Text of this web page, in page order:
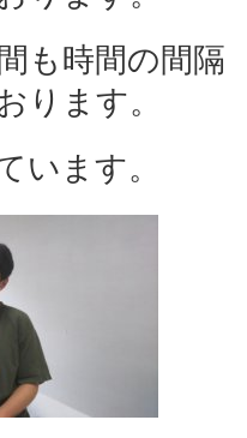
も時間の間隔
ります。
います。